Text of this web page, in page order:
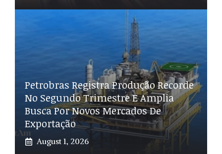
Petrobras Registra Produção Recorde
No Segundo Trimestre E Amplia
Busca Por Novos Mercados De
Exportação
August 1, 2026